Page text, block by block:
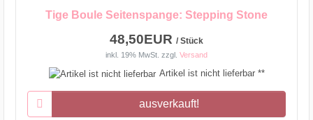
Tige Boule Seitenspange: Stepping Stone
48,50EUR / Stück
inkl. 19% MwSt. zzgl. Versand
Artikel ist nicht lieferbar **
ausverkauft!